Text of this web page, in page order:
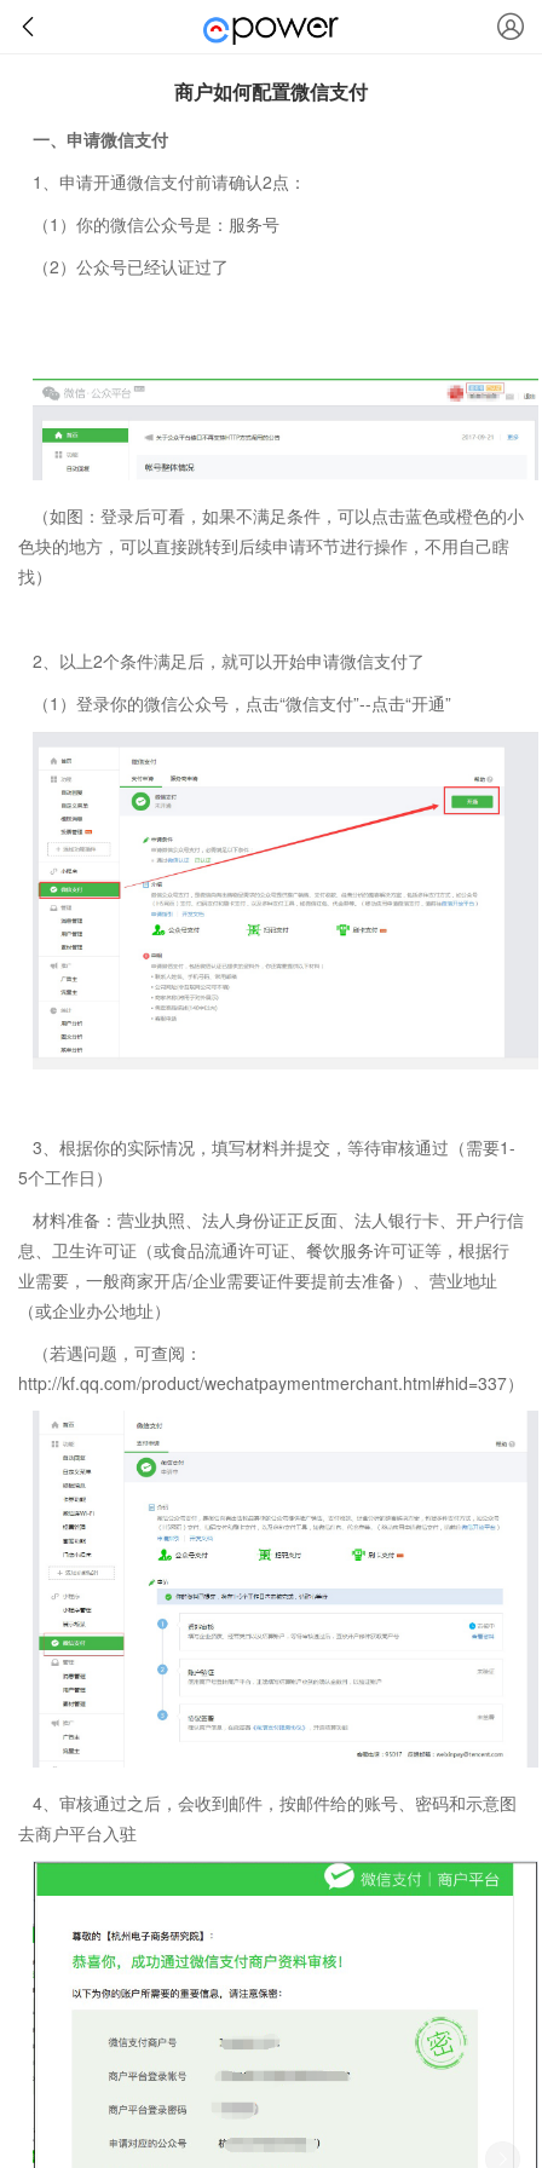
商户如何配置微信支付
一、申请微信支付
1、申请开通微信支付前请确认2点：
（1）你的微信公众号是：服务号
（2）公众号已经认证过了
（如图：登录后可看，如果不满足条件，可以点击蓝色或橙色的小
色块的地方，可以直接跳转到后续申请环节进行操作，不用自己瞎
找）
2、以上2个条件满足后，就可以开始申请微信支付了
（1）登录你的微信公众号，点击“微信支付”--点击“开通”
3、根据你的实际情况，填写材料并提交，等待审核通过（需要1-
5个工作日）
材料准备：营业执照、法人身份证正反面、法人银行卡、开户行信
息、卫生许可证（或食品流通许可证、餐饮服务许可证等，根据行
业需要，一般商家开店/企业需要证件要提前去准备）、营业地址
（或企业办公地址）
（若遇问题，可查阅：
http://kf.qq.com/product/wechatpaymentmerchant.html#hid=337）
4、审核通过之后，会收到邮件，按邮件给的账号、密码和示意图
去商户平台入驻